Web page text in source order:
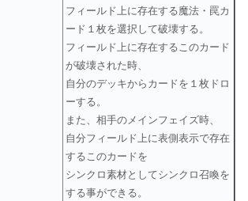
フィールド上に存在する魔法・罠カ
ード１枚を選択して破壊する。
フィールド上に存在するこのカード
が破壊された時、
自分のデッキからカードを１枚ドロ
ーする。
また、相手のメインフェイズ時、
自分フィールド上に表側表示で存在
するこのカードを
シンクロ素材としてシンクロ召喚を
する事ができる。